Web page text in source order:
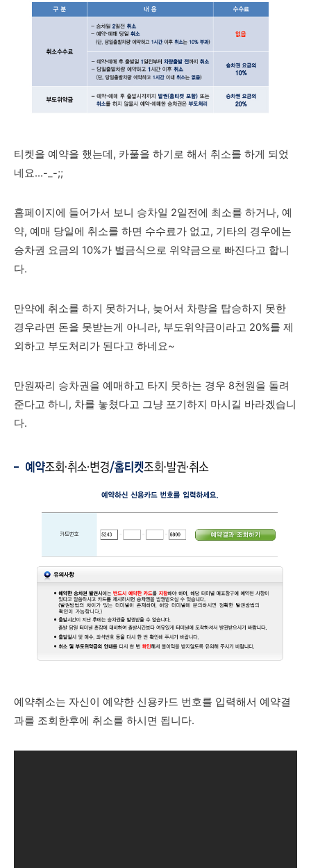
티켓을 예약을 했는데, 카풀을 하기로 해서 취소를 하게 되었
네요...-_-;;
홈페이지에 들어가서 보니 승차일 2일전에 최소를 하거나, 예
약, 예매 당일에 취소를 하면 수수료가 없고, 기타의 경우에는
승차권 요금의 10%가 벌금식으로 위약금으로 빠진다고 합니
다.
만약에 취소를 하지 못하거나, 늦어서 차량을 탑승하지 못한
경우라면 돈을 못받는게 아니라, 부도위약금이라고 20%를 제
외하고 부도처리가 된다고 하네요~
만원짜리 승차권을 예매하고 타지 못하는 경우 8천원을 돌려
준다고 하니, 차를 놓쳤다고 그냥 포기하지 마시길 바라겠습니
다.
예약취소는 자신이 예약한 신용카드 번호를 입력해서 예약결
과를 조회한후에 취소를 하시면 됩니다.